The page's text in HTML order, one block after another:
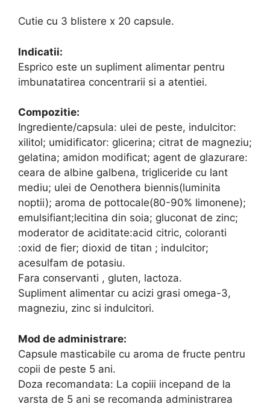
Cutie cu 3 blistere x 20 capsule.
Indicatii:
Esprico este un supliment alimentar pentru
imbunatatirea concentrarii si a atentiei.
Compozitie:
Ingrediente/capsula: ulei de peste, indulcitor:
xilitol; umidificator: glicerina; citrat de magneziu;
gelatina; amidon modificat; agent de glazurare:
ceara de albine galbena, trigliceride cu lant
mediu; ulei de Oenothera biennis(luminita
noptii); aroma de pottocale(80-90% limonene);
emulsifiant;lecitina din soia; gluconat de zinc;
moderator de aciditate:acid citric, coloranti
:oxid de fier; dioxid de titan ; indulcitor;
acesulfam de potasiu.
Fara conservanti , gluten, lactoza.
Supliment alimentar cu acizi grasi omega-3,
magneziu, zinc si indulcitori.
Mod de administrare:
Capsule masticabile cu aroma de fructe pentru
copii de peste 5 ani.
Doza recomandata: La copiii incepand de la
varsta de 5 ani se recomanda administrarea